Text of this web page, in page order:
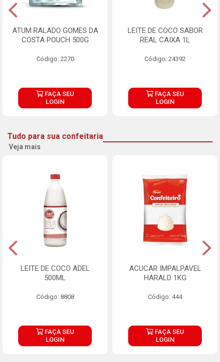
ATUM RALADO GOMES DA
COSTA POUCH 500G
Código: 2270
FAÇA SEU
LOGIN
LEITE DE COCO SABOR
REAL CAIXA 1L
Código: 24392
FAÇA SEU
LOGIN
Tudo para sua confeitaria
Veja mais
LEITE DE COCO ADEL
500ML
Código: 8808
FAÇA SEU
LOGIN
ACUCAR IMPALPAVEL
HARALD 1KG
Código: 444
FAÇA SEU
LOGIN